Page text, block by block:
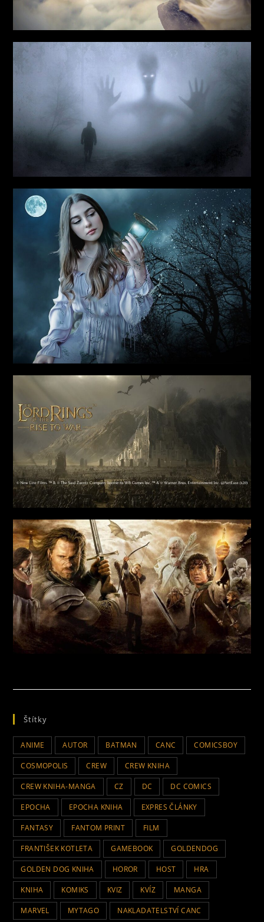
Štítky
ANIME AUTOR BATMAN CANC COMICSBOY
COSMOPOLIS CREW CREW KNIHA
CREW KNIHA-MANGA CZ DC DC COMICS
EPOCHA EPOCHA KNIHA EXPRES ČLÁNKY
FANTASY FANTOM PRINT FILM
FRANTIŠEK KOTLETA GAMEBOOK GOLDENDOG
GOLDEN DOG KNIHA HOROR HOST HRA
KNIHA KOMIKS KVIZ KVÍZ MANGA
MARVEL MYTAGO NAKLADATELSTVÍ CANC